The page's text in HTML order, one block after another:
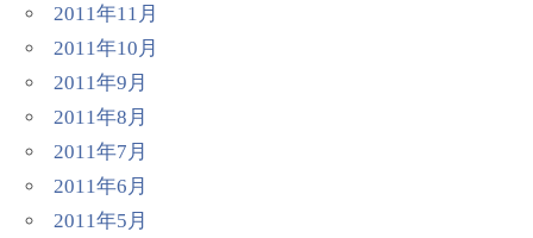
2011年11月
2011年10月
2011年9月
2011年8月
2011年7月
2011年6月
2011年5月